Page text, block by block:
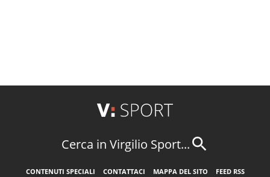
Cerca in Virgilio Sport...
CONTENUTI SPECIALI CONTATTACI MAPPA DEL SITO
FEED RSS